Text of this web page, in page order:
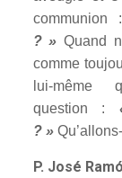
communion
? » Quand
comme
lui-même
question :
? »
P. José